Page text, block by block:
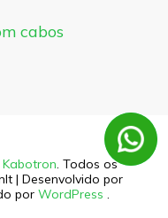
cabos
Kabotron. Todos os
| Desenvolvido por
por WordPress .